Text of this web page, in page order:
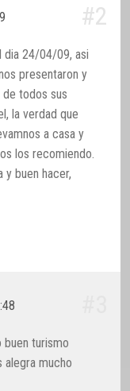
#2
dia 24/04/09, asi
presentaron y
de todos sus
la verdad que
a casa y
los recomiendo.
y buen hacer,
buen turismo
alegra mucho